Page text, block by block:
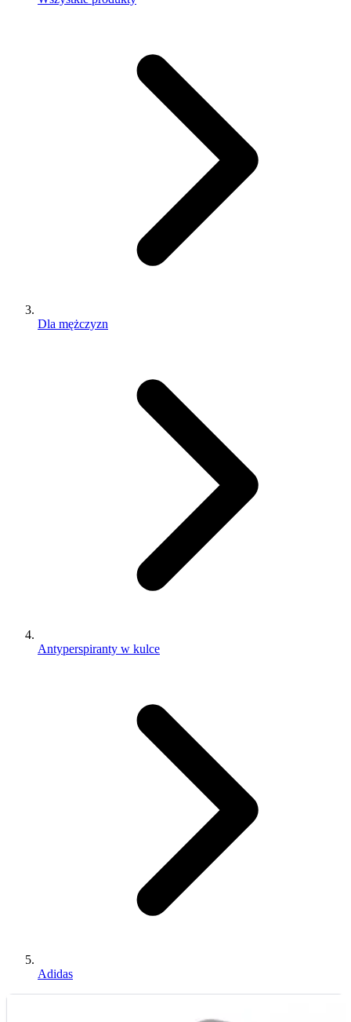
Dla mężczyzn
Antyperspiranty w kulce
Adidas